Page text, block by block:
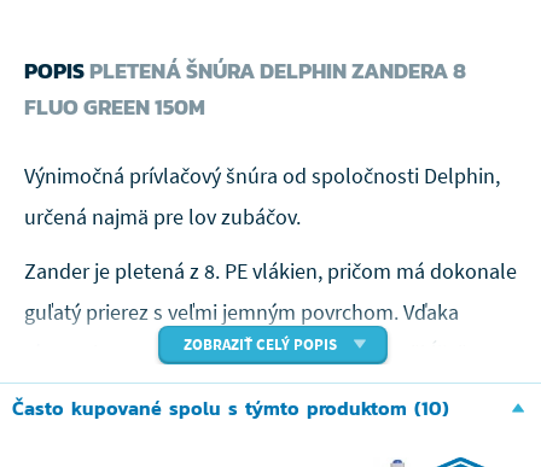
POPISPLETENÁ ŠNÚRA DELPHIN ZANDERA 8
FLUO GREEN 150M
Výnimočná prívlačový šnúra od spoločnosti Delphin,
určená najmä pre lov zubáčov.
Zander je pletená z 8. PE vlákien, pričom má dokonale
guľatý prierez s veľmi jemným povrchom. Vďaka
týmto vlastnostiam očkami prútu doslova "kĺže" a
umožňuje okamžitý kontakt s nástrahou.
ZOBRAZIŤ CELÝ POPIS
Často kupované spolu s týmto produktom (10)